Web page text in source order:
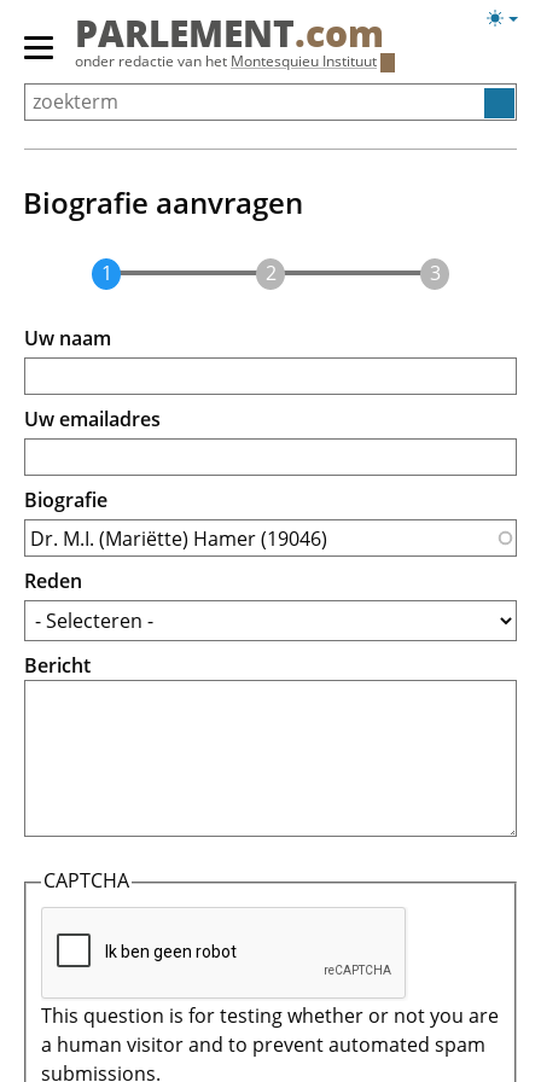
Overslaan
Primair
menu
tonen/verbergen
PARLEMENT.com
onder redactie van het Montesquieu Instituut
Biografie aanvragen
Uw naam
Uw emailadres
Biografie
Reden
Bericht
CAPTCHA
This question is for testing whether or not you are
a human visitor and to prevent automated spam
submissions.